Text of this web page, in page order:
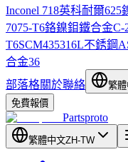
Inconel 718英科耐爾625
7075-T6鉻鎳鉬鐵合金C-
T6SCM435316L不銹鋼
合金36
部落格關於聯絡 繁
免費報價
Partsproto
繁體中文ZH-TW